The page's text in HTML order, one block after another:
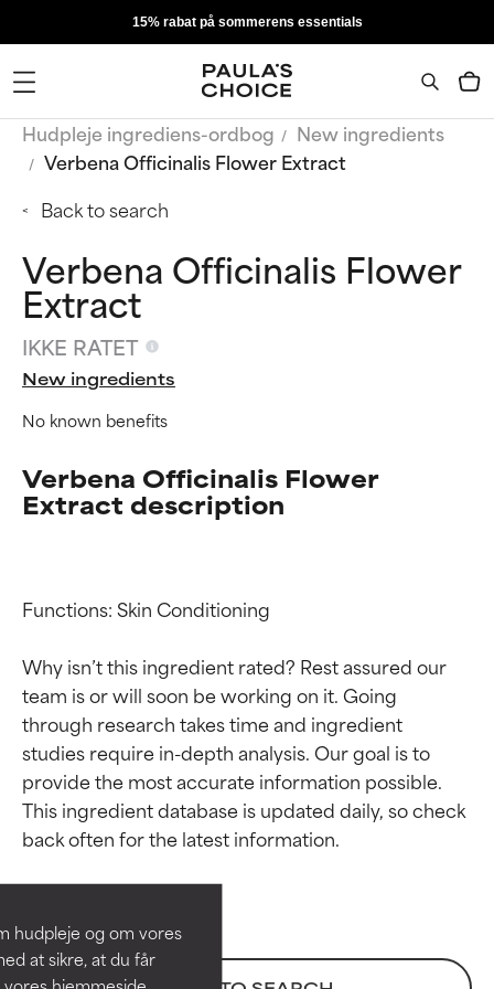
hudpleje og om vores
at sikre, at du får
15% rabat på sommerens essentials
Hudpleje ingrediens-ordbog
New ingredients
Verbena Officinalis Flower Extract
Back to search
Verbena Officinalis Flower
Extract
IKKE RATET
New ingredients
No known benefits
Verbena Officinalis Flower
Extract description
Functions: Skin Conditioning
Why isn’t this ingredient rated? Rest assured our
team is or will soon be working on it. Going
through research takes time and ingredient
studies require in-depth analysis. Our goal is to
provide the most accurate information possible.
This ingredient database is updated daily, so check
Ratings af
ingredienser
Dokumenteret og understøttet
af uafhængige studier.
Fremragende aktiv ingrediens til
Ratings af
ingredienser
Dokumenteret og understøttet
af uafhængige studier.
Fremragende aktiv ingrediens til